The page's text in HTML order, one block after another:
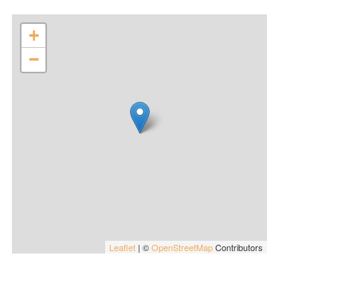
+
−
Leaflet | ©OpenStreetMapContributors